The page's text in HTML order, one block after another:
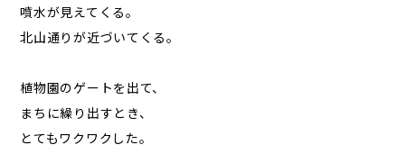
噴水が見えてくる。
北山通りが近づいてくる。
植物園のゲートを出て、
まちに繰り出すとき、
とてもワクワクした。